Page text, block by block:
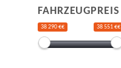
FAHRZEUGPREIS
38 290 €€ 38 551 €€